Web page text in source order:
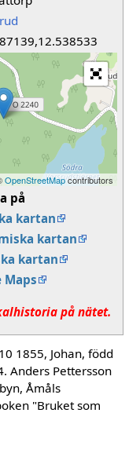
OpenStreetMapcontributors
på
kartan
kartan
kartan
Maps
på nätet.
1855, Johan, född
Anders Pettersson
Åmåls
"Bruket som